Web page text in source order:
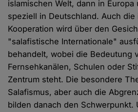
islamischen Welt, dann in
speziell in Deutschland. Auch die
Kooperation wird über den
"salafistische Internationale"
behandelt, wobei die Bedeutung
Fernsehkanälen, Schulen oder
Zentrum steht. Die besondere
Salafismus, aber auch die
bilden danach den Schwerpunkt.